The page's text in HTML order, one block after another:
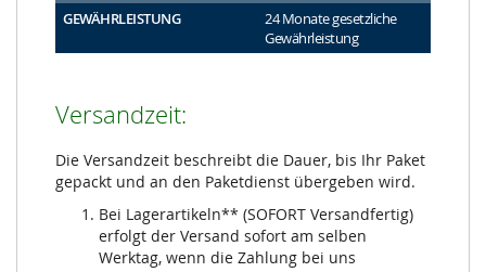
GEWÄHRLEISTUNG
24 Monate gesetzliche
Gewährleistung
Versandzeit:
Die Versandzeit beschreibt die Dauer, bis Ihr Paket
gepackt und an den Paketdienst übergeben wird.
Bei Lagerartikeln** (SOFORT Versandfertig)
erfolgt der Versand sofort am selben
Werktag, wenn die Zahlung bei uns